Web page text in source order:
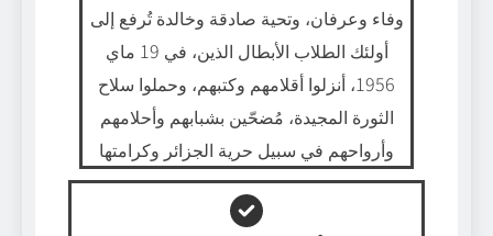
وفاء وعرفان، وتحية صادقة وخالدة تُرفع إلى
أولئك الطلاب الأبطال الذين، في 19 ماي
1956، أنزلوا أقلامهم وكتبهم، وحملوا سلاح
الثورة المجيدة، مُضحّين بشبابهم وأحلامهم
وأرواحهم في سبيل حرية الجزائر وكرامتها